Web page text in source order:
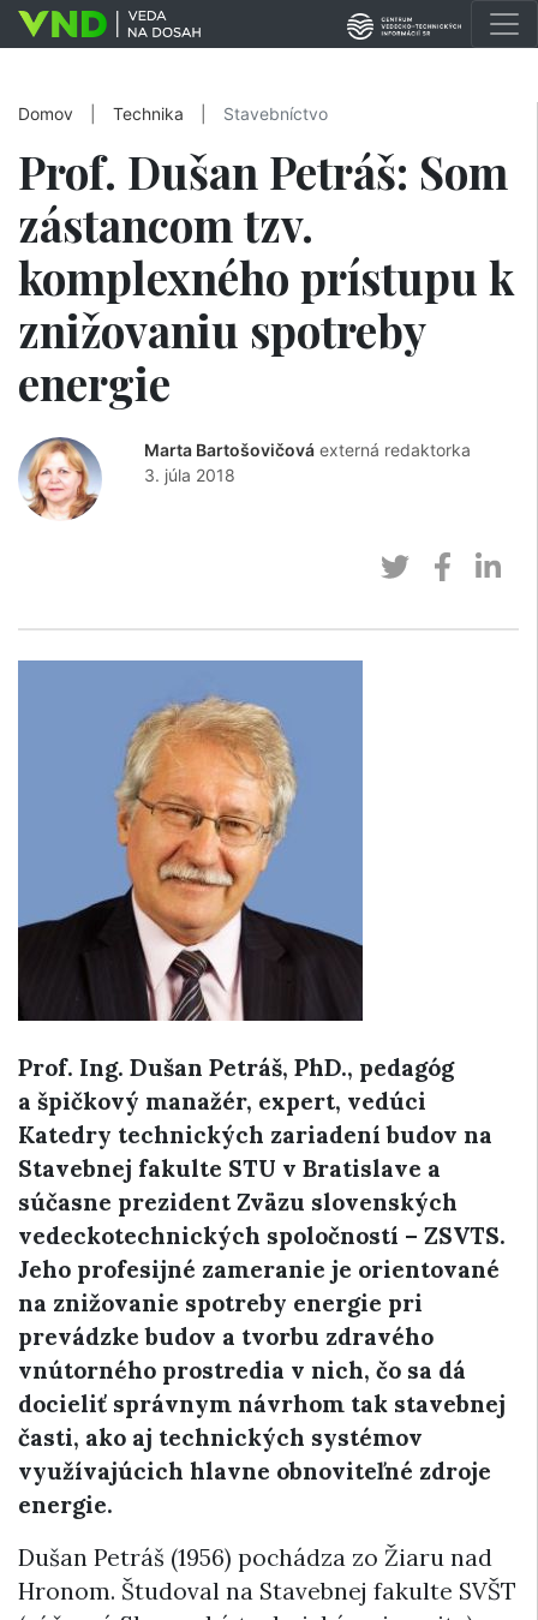
Domov Technika Stavebníctvo
Prof. Dušan Petráš: Som
zástancom tzv.
komplexného prístupu k
znižovaniu spotreby
energie
Marta Bartošovičová externá redaktorka
3. júla 2018
Prof. Ing. Dušan Petráš, PhD., pedagóg
a špičkový manažér, expert, vedúci
Katedry technických zariadení budov na
Stavebnej fakulte STU v Bratislave a
súčasne prezident Zväzu slovenských
vedeckotechnických spoločností – ZSVTS.
Jeho profesijné zameranie je orientované
na znižovanie spotreby energie pri
prevádzke budov a tvorbu zdravého
vnútorného prostredia v nich, čo sa dá
docieliť správnym návrhom tak stavebnej
časti, ako aj technických systémov
využívajúcich hlavne obnoviteľné zdroje
energie.
Dušan Petráš (1956) pochádza zo Žiaru nad
Hronom. Študoval na Stavebnej fakulte SVŠT